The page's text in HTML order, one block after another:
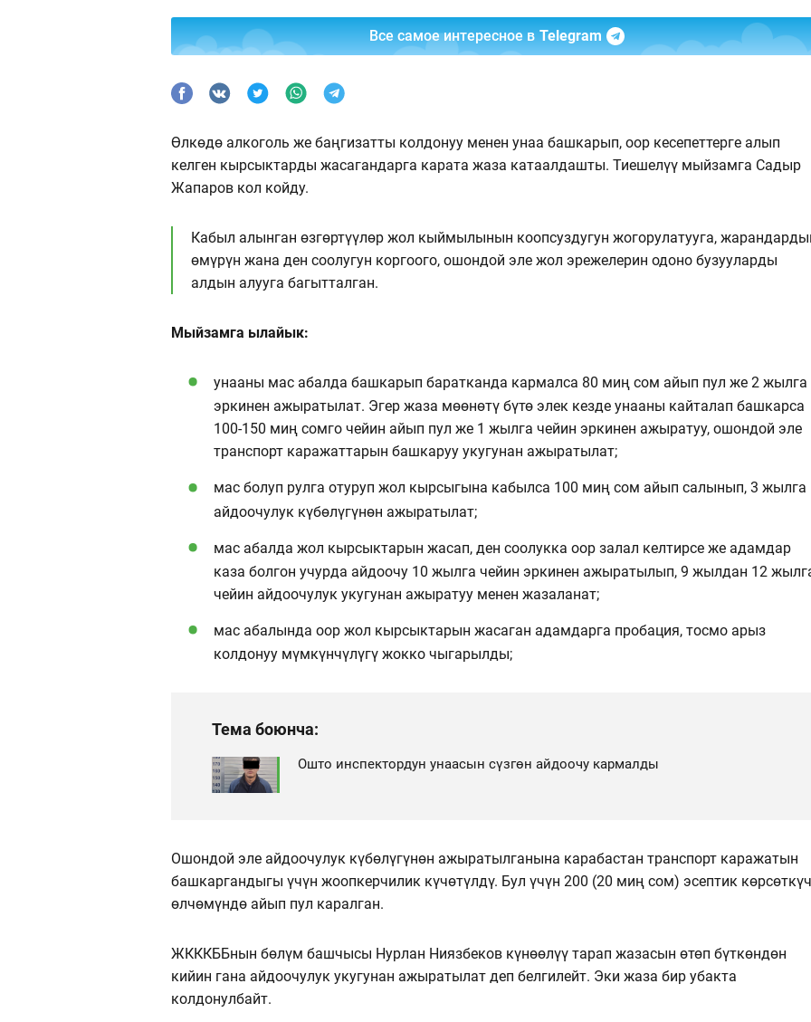
Все самое интересное в Telegram
Өлкөдө алкоголь же баңгизатты колдонуу менен унаа башкарып, оор кесепеттерге алып
келген кырсыктарды жасагандарга карата жаза катаалдашты. Тиешелүү мыйзамга Садыр
Жапаров кол койду.
Кабыл алынган өзгөртүүлөр жол кыймылынын коопсуздугун жогорулатууга,
өмүрүн жана ден соолугун коргоого, ошондой эле жол эрежелерин одоно бузууларды
алдын алууга багытталган.
Мыйзамга ылайык:
унааны мас абалда башкарып баратканда кармалса 80 миң сом айып пул же 2 жылга
эркинен ажыратылат. Эгер жаза мөөнөтү бүтө элек кезде унааны кайталап башкарса
100-150 миң сомго чейин айып пул же 1 жылга чейин эркинен ажыратуу, ошондой эле
транспорт каражаттарын башкаруу укугунан ажыратылат;
мас болуп рулга отуруп жол кырсыгына кабылса 100 миң сом айып салынып, 3 жылга
айдоочулук күбөлүгүнөн ажыратылат;
мас абалда жол кырсыктарын жасап, ден соолукка оор залал келтирсе же адамдар
каза болгон учурда айдоочу 10 жылга чейин эркинен ажыратылып, 9 жылдан 12
чейин айдоочулук укугунан ажыратуу менен жазаланат;
мас абалында оор жол кырсыктарын жасаган адамдарга пробация, тосмо арыз
колдонуу мүмкүнчүлүгү жокко чыгарылды;
Тема боюнча:
Ошто инспектордун унаасын сүзгөн айдоочу кармалды
Ошондой эле айдоочулук күбөлүгүнөн ажыратылганына карабастан транспорт каражатын
башкаргандыгы үчүн жоопкерчилик күчөтүлдү. Бул үчүн 200 (20 миң сом) эсептик көрсөткүч
өлчөмүндө айып пул каралган.
ЖКККББнын бөлүм башчысы Нурлан Ниязбеков күнөөлүү тарап жазасын өтөп бүткөндөн
кийин гана айдоочулук укугунан ажыратылат деп белгилейт. Эки жаза бир убакта
колдонулбайт.